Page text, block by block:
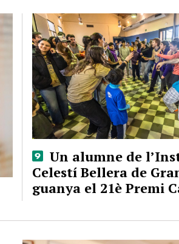
Un alumne de
Celestí Bellera de
guanya el 21è Premi